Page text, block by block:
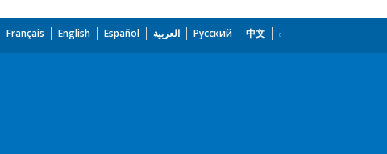
Français English Español العربية Русский 中文